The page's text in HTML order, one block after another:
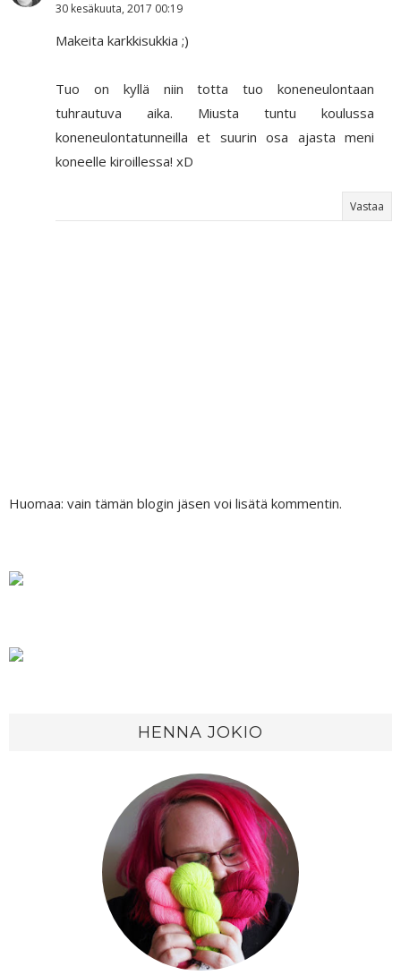
30 kesäkuuta, 2017 00:19
Makeita karkkisukkia ;)
Tuo on kyllä niin totta tuo koneneulontaan
tuhrautuva aika. Miusta tuntu koulussa
koneneulontatunneilla et suurin osa ajasta meni
koneelle kiroillessa! xD
Vastaa
Huomaa: vain tämän blogin jäsen voi lisätä kommentin.
HENNA JOKIO